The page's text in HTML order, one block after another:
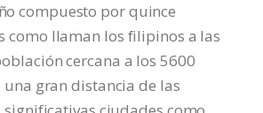
compuesto por quince
como llaman los filipinos a las
cercana a los 5600
una gran distancia de las